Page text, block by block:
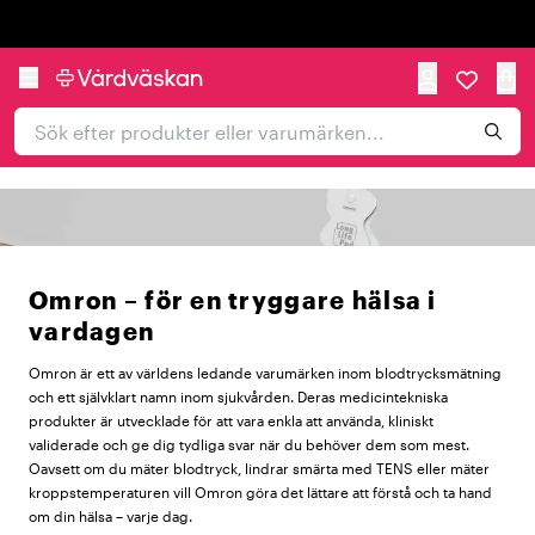
Omron – för en tryggare hälsa i
vardagen
Omron är ett av världens ledande varumärken inom blodtrycksmätning
och ett självklart namn inom sjukvården. Deras medicintekniska
produkter är utvecklade för att vara enkla att använda, kliniskt
validerade och ge dig tydliga svar när du behöver dem som mest.
Oavsett om du mäter blodtryck, lindrar smärta med TENS eller mäter
kroppstemperaturen vill Omron göra det lättare att förstå och ta hand
om din hälsa – varje dag.